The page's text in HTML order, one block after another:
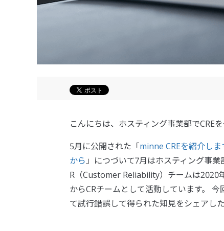
こんにちは、ホスティング事業部でCRE
5月に公開された「minne CREを紹介しま
から 」につづいて7月はホスティング事
R（Customer Reliability）チームは2020
からCRチームとして活動しています。
て試行錯誤して得られた知見をシェアした